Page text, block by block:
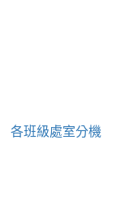
各班級處室分機